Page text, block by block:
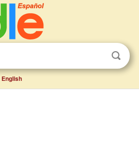
English